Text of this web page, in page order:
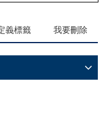
義標籤 我要刪除